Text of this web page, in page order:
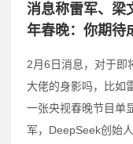
消息称雷军、梁
年春晚：你期待
2月6日消息，对于即
大佬的身影吗，比如
一张央视春晚节目单
军，DeepSeek创始